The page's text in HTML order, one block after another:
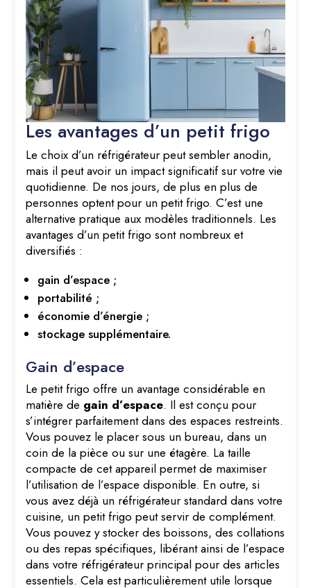
Les avantages d’un petit frigo
Le choix d’un réfrigérateur peut sembler anodin,
mais il peut avoir un impact significatif sur votre vie
quotidienne. De nos jours, de plus en plus de
personnes optent pour un petit frigo. C’est une
alternative pratique aux modèles traditionnels. Les
avantages d’un petit frigo sont nombreux et
diversifiés :
gain d’espace ;
portabilité ;
économie d’énergie ;
stockage supplémentaire.
Gain d’espace
Le petit frigo offre un avantage considérable en
matière de gain d’espace. Il est conçu pour
s’intégrer parfaitement dans des espaces restreints.
Vous pouvez le placer sous un bureau, dans un
coin de la pièce ou sur une étagère. La taille
compacte de cet appareil permet de maximiser
l’utilisation de l’espace disponible. En outre, si
vous avez déjà un réfrigérateur standard dans votre
cuisine, un petit frigo peut servir de complément.
Vous pouvez y stocker des boissons, des collations
ou des repas spécifiques, libérant ainsi de l’espace
dans votre réfrigérateur principal pour des articles
essentiels. Cela est particulièrement utile lorsque